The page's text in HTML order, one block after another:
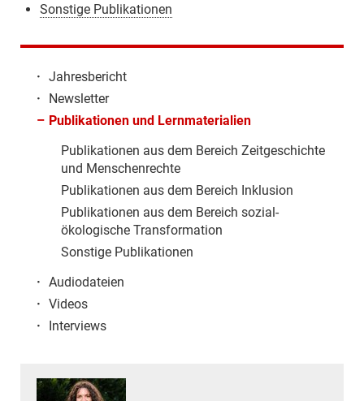
Sonstige Publikationen
· Jahresbericht
·
Newsletter
– Publikationen und Lernmaterialien
Publikationen aus dem Bereich Zeitgeschichte
und Menschenrechte
Publikationen aus dem Bereich Inklusion
Publikationen aus dem Bereich sozial-
ökologische Transformation
Sonstige Publikationen
· Audiodateien
· Videos
·
Interviews